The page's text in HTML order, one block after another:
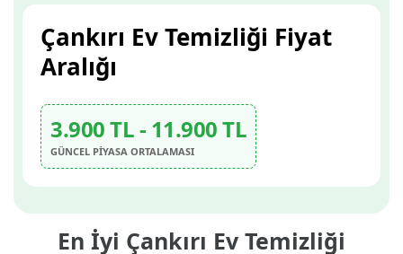
En İyi Çankırı Ev Temizliği
Çankırı Ev Temizliği Fiyat
Aralığı
3.900 TL - 11.900 TL
GÜNCEL PİYASA ORTALAMASI